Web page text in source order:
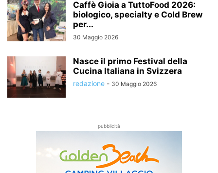
Caffè Gioia a TuttoFood 2026:
biologico, specialty e Cold Brew
per...
30 Maggio 2026
Nasce il primo Festival della
Cucina Italiana in Svizzera
redazione - 30 Maggio 2026
pubblicità